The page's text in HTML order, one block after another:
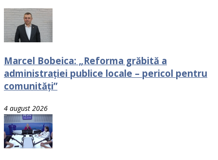
Marcel Bobeica: „Reforma grăbită a
administrației publice locale – pericol pentru
comunități”
4 august 2026